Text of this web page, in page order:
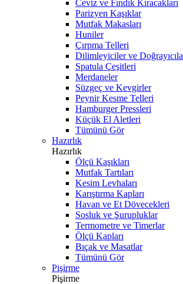
Ceviz ve Fındık Kıracakları
Parizyen Kaşıklar
Mutfak Makasları
Huniler
Çırpma Telleri
Dilimleyiciler ve
Spatula Çeşitleri
Merdaneler
Süzgeç ve Kevgirler
Peynir Kesme Telleri
Hamburger Pressleri
Küçük El Aletleri
Tümünü Gör
Hazırlık
Hazırlık
Ölçü Kaşıkları
Mutfak Tartıları
Kesim Levhaları
Karıştırma Kapları
Havan ve Et Dövecekleri
Sosluk ve Şurupluklar
Termometre ve Timerlar
Ölçü Kapları
Bıçak ve Masatlar
Tümünü Gör
Pişirme
Pişirme